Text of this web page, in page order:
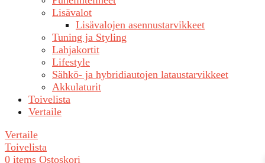
Lisävalot
Lisävalojen asennustarvikkeet
Tuning ja Styling
Lahjakortit
Lifestyle
Sähkö- ja hybridiautojen lataustarvikkeet
Akkulaturit
Toivelista
Vertaile
Vertaile
Toivelista
0 items Ostoskori